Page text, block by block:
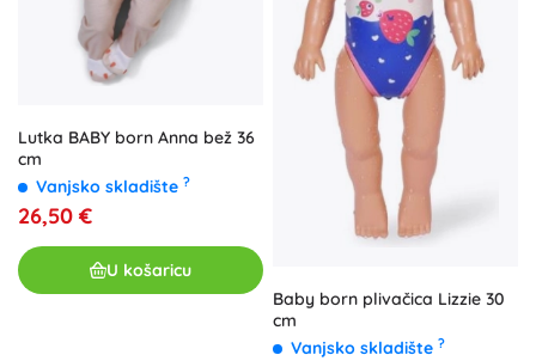
Lutka BABY born Anna bež 36
cm
Vanjsko skladište ?
26,50 €
U košaricu
Baby born plivačica Lizzie 30
cm
Vanjsko skladište ?